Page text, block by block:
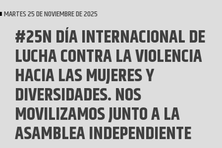
MARTES 25 DE NOVIEMBRE DE 2025
#25N DÍA INTERNACIONAL DE
LUCHA CONTRA LA VIOLENCIA
HACIA LAS MUJERES Y
DIVERSIDADES. NOS
MOVILIZAMOS JUNTO A LA
ASAMBLEA INDEPENDIENTE